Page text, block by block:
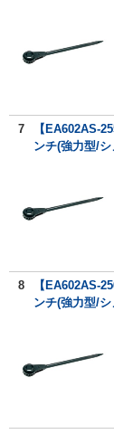
7
【EA602AS-
ンチ(強力型/シ
8
【EA602AS-
ンチ(強力型/シ